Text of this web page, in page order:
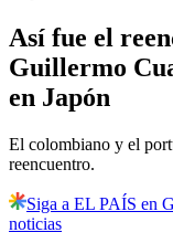
Así fue el
Guillermo
en Japón
El colombiano y el
reencuentro.
Siga a EL PAÍS en
noticias